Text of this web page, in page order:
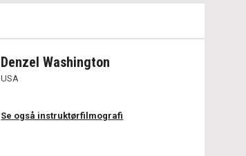
Denzel Washington
USA
Se også instruktørfilmografi